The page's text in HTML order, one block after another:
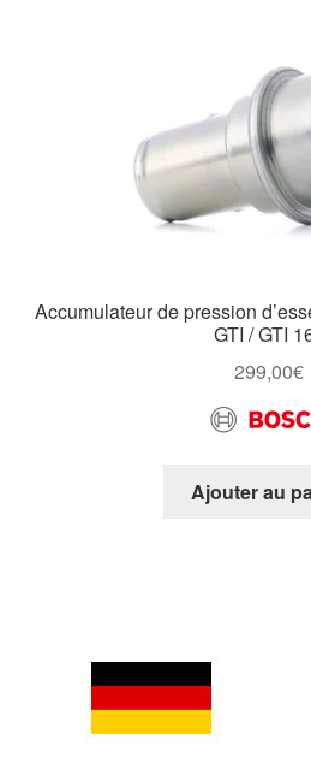
Accumulateur de pression
GTI / GTI
299,00€
Ajouter au